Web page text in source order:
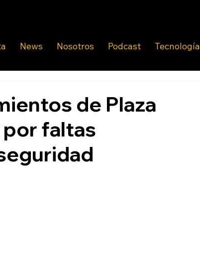
News Nosotros Podcast Tecnología
de Plaza
por faltas